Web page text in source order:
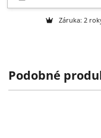
Skladom 6-10
Ak si objednáte
Technické
Podobné